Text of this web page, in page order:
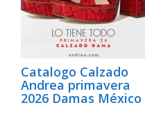
Catalogo Calzado
Andrea primavera
2026 Damas México